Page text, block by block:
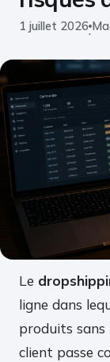
Marketing
Emploi
1 juillet 2026
·
Le
ligne dans
produits sans
client passe